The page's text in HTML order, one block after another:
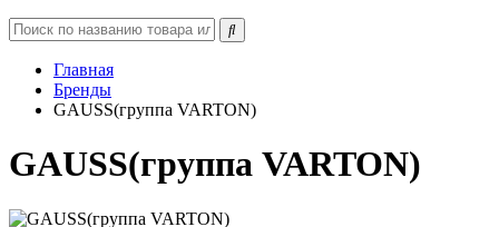
Главная
Бренды
GAUSS(группа VARTON)
GAUSS(группа VARTON)